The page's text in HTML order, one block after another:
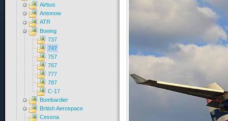
Airbus
Antonow
ATR
Boeing
737
747
757
767
777
787
C-17
Bombardier
British Aerospace
Cessna